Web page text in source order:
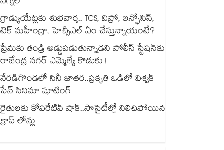
గ్రాడ్యుయేట్లకు శుభవార్త.. TCS, విప్రో, ఇన్ఫోసిస్,
టెక్ మహీంద్రా, హెచ్సీఎల్ ఏం చేస్తున్నాయంటే?
ప్రేమకు తండ్రి అడ్డుపడుతున్నాడని పోలీస్ స్టేషన్⁪కు
రాజేంద్ర నగర్ ఎమ్మెల్యే కొడుకు !
నేరడిగొండలో సినీ జాతర..ప్రకృతి ఒడిలో విశ్వక్
సేన్ సినిమా షూటింగ్
రైతులకు కోపరేటివ్ షాక్..సొసైటీల్లో నిలిచిపోయిన
క్రాప్ లోన్లు